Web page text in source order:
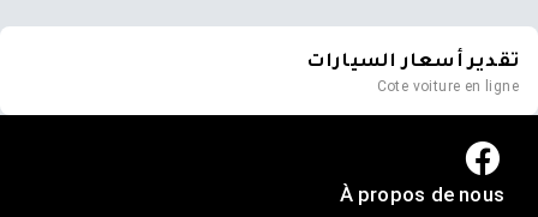
تقدير أسعار السيارات
Cote voiture en ligne
À propos de nous